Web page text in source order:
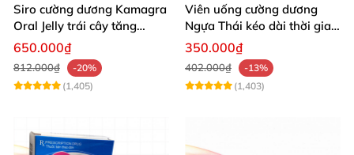
Siro cường dương Kamagra
Oral Jelly trái cây tăng
cường sinh lý nam
650.000₫
812.000₫
-20%
(1,405)
Viên uống cường dương
Ngựa Thái kéo dài thời gian
quan hệ
350.000₫
402.000₫
-13%
(1,403)